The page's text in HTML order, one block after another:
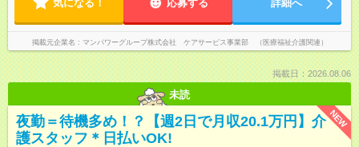
気になる！ 応募する 詳細へ
掲載元企業名 マンパワーグループ株式会社 ケアサービス事業部 （医療福祉介護関連）
掲載日：2026.08.06
未読
NEW
夜勤＝待機多め！？【週2日で月収20.1万円】介
護スタッフ＊日払いOK!